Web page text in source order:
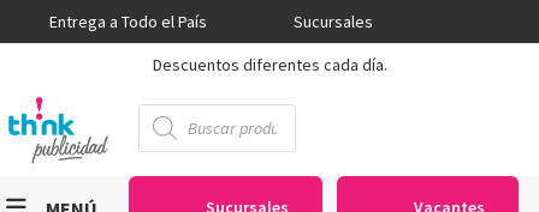
Entrega a Todo el País
Sucursales
Descuentos diferentes cada día.
Búsqueda
de
productos